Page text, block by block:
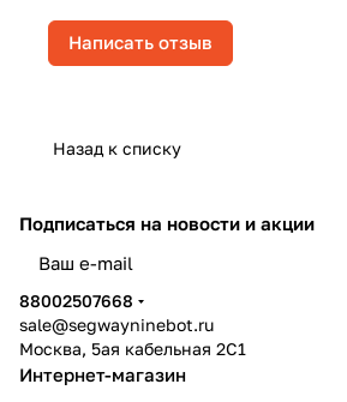
Написать отзыв
Назад к списку
Подписаться на новости и акции
88002507668
sale@segwayninebot.ru
Москва, 5ая кабельная 2С1
Интернет-магазин